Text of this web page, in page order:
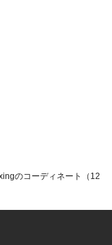
のコーディネート（12